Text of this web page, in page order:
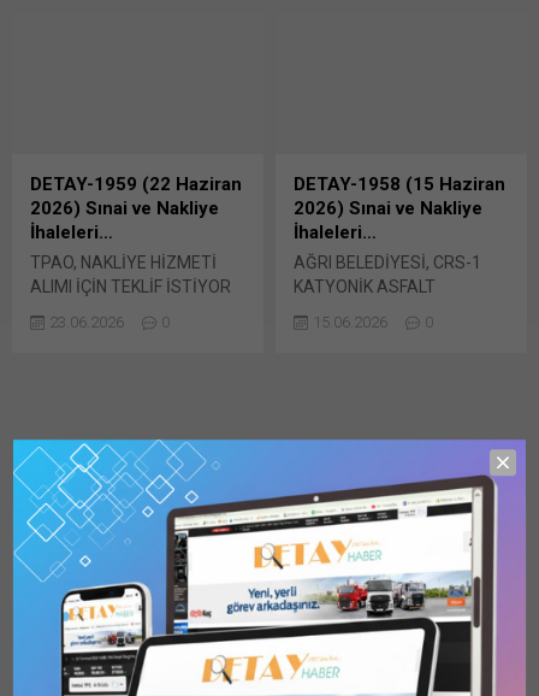
İhale Usulü 1 – İdarenin a)
Adresi : 600
Evler Mah. 2040 Sokak No: 3
kullanılmak üzere
2026/931690 İKN numaralı
dosya konusu 7 Kalem
Ateşleme Sistemleri Mal
Alım için...
DETAY-1959 (22 Haziran
2026) Sınai ve Nakliye
İhaleleri…
TPAO, NAKLİYE HİZMETİ
ALIMI İÇİN TEKLİF İSTİYOR
Ortaklığı Genel
Mersin, İskenderun ve
Çevresindeki Limanlardan
Merkez, Taşucu/Filyos KLM
ve Bölgelere Nakliye Hizmet
Alımı ihale edilecektir.
Şartname bedeli 3.000 TL
karşılığı, Vakıflar Bankası
TPAO. Bürosu TL için Hesap
No:...
23.06.2026 0
DETAY-1958 (15 Haziran
2026) Sınai ve Nakliye
İhaleleri…
AĞRI BELEDİYESİ, CRS-1
KATYONİK ASFALT
Belediye Başkanlığı’nca
Alımı 4734 sayılı Kamu İhale
Kanununun 19 uncu
maddesine göre açık ihale
usulü ile ihale edilecektir.
Şartname, Fırat Mahallesi
Atalay Caddesi Ağrı
Merkez/Ağrı (0472
2151190) adresinden...
15.06.2026 0
DETAY-1956 (25 Mayıs –
1 Haziran 2026) Nakliye
ve Sınai İhaleleri…
BARTIN BELEDİYESİ,
ASFALT MALZEMESİ NAKLİ
YAPTIRACAK Bartın
Belediye Başkanlığı Fen
01.06.2026
DETAY-1955 (18 Mayıs
2026) NAKLİYE VE SINAİ
İHALELERİ…
PALANDÖKEN BELEDİYESİ,
BİTÜM MALZEME
TAŞITTIRACAK Palandöken
Belediye Başkanlığı Fen
18.05.2026 0